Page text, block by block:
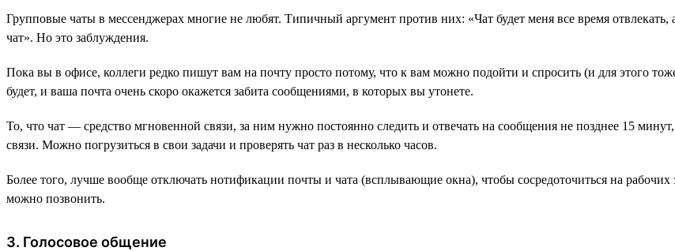
Групповые чаты в мессенджерах многие не любят. Типичный аргумент против них: «Чат будет меня все время отвлекать,
чат». Но это заблуждения.
Пока вы в офисе, коллеги редко пишут вам на почту просто потому, что к вам можно подойти и спросить (и для этого
будет, и ваша почта очень скоро окажется забита сообщениями, в которых вы утонете.
То, что чат — средство мгновенной связи, за ним нужно постоянно следить и отвечать на сообщения не позднее 15
связи. Можно погрузиться в свои задачи и проверять чат раз в несколько часов.
Более того, лучше вообще отключать нотификации почты и чата (всплывающие окна), чтобы сосредоточиться на рабочих
можно позвонить.
3. Голосовое общение